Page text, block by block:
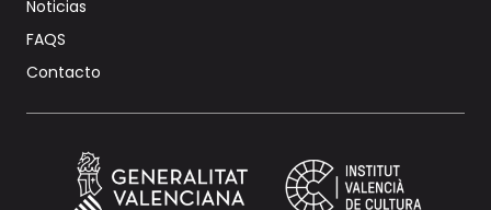
Noticias
FAQS
Contacto